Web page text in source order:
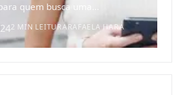
quem busca uma...
2 MIN LEITURARAFAELA HARA